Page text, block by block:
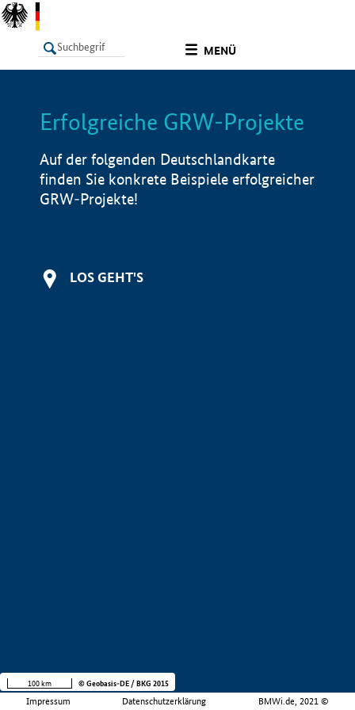
MENÜ
LISTE Info
Erfolgreiche GRW-Projekte
Auf der folgenden Deutschlandkarte
finden Sie konkrete Beispiele erfolgreicher
GRW-Projekte!
LOS GEHT'S
Impressum Datenschutzerklärung BMWi.de, 2021 ©
100 km © Geobasis-DE / BKG 2015